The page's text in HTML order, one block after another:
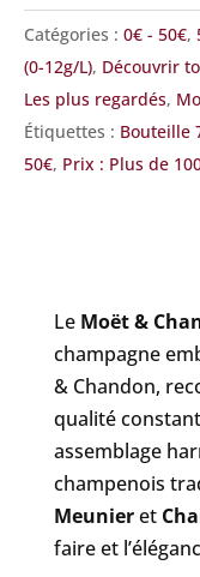
Impérial
Brut
Réserve
Catégories : 0€ - 50€,
(0-12g/L), Découvrir
Les plus regardés,
Étiquettes : Bouteille
50€, Prix : Plus de
Le Moët &
champagne
& Chandon,
qualité
assemblage
champenois
Meunieret
faire et